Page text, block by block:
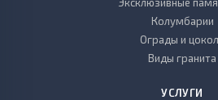
Колумбарии
Ограды и
Виды гранита
УСЛУГИ